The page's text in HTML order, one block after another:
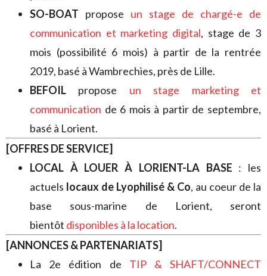
SO-BOAT propose un stage de chargé-e de
communication et marketing digital, stage de 3
mois (possibilité 6 mois) à partir de la rentrée
2019, basé à Wambrechies, près de Lille.
BEFOIL propose un stage marketing et
communication de 6 mois à partir de septembre,
basé à Lorient.
[OFFRES DE SERVICE]
LOCAL À LOUER À LORIENT-LA BASE : les
actuels locaux de Lyophilisé & Co, au coeur de la
base sous-marine de Lorient, seront
bientôt disponibles à la location.
[ANNONCES & PARTENARIATS]
La 2e édition de TIP & SHAFT/CONNECT